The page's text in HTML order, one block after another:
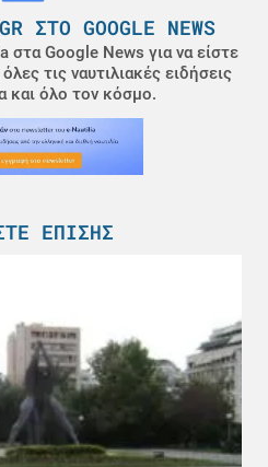
ΣΤΟ GOOGLE NEWS
Google News για να είστε
τις ναυτιλιακές ειδήσεις
και όλο τον κόσμο.
ΕΠΊΣΗΣ